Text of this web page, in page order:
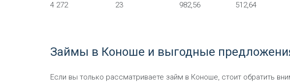
4 272 23 982,56 512,64
Займы в Коноше и выгодные
Если вы только рассматриваете займ в Коноше, стоит обратить